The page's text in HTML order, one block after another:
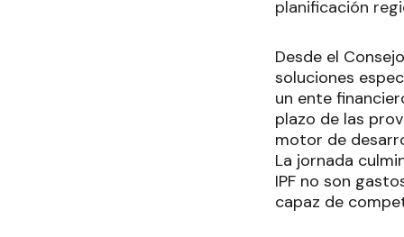
planificación
Desde el
soluciones
un ente
plazo de las
motor de
La jornada
IPF no son
capaz de